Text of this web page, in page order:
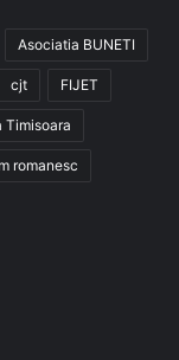
Asociatia BUNETI
cjt FIJET
Timisoara
romanesc